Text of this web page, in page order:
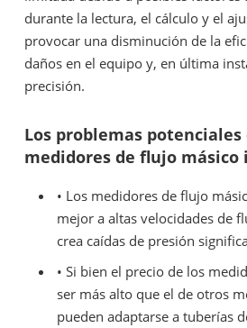
durante la lectura, el cálculo y el
provocar una disminución de la
daños en el equipo y, en última
precisión.
Los problemas potenciales
medidores de flujo másico
• Los medidores de flujo
mejor a altas velocidades de
crea caídas de presión
• Si bien el precio de los
ser más alto que el de otros
pueden adaptarse a tuberías